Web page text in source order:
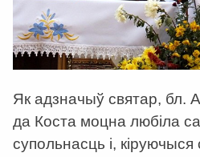
Як адзначыў святар, бл.
да Коста моцна любіла
супольнасць і, кіруючыся